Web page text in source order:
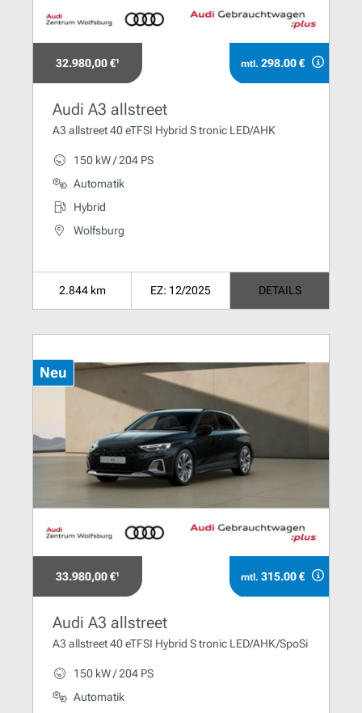
32.980,00 €¹ mtl. 298.00 €
Audi A3 allstreet
A3 allstreet 40 eTFSI Hybrid S tronic LED/AHK
150 kW / 204 PS
Automatik
Hybrid
Wolfsburg
2.844 km EZ: 12/2025 DETAILS
Neu
33.980,00 €¹ mtl. 315.00 €
Audi A3 allstreet
A3 allstreet 40 eTFSI Hybrid S tronic LED/AHK/SpoSi
150 kW / 204 PS
Automatik